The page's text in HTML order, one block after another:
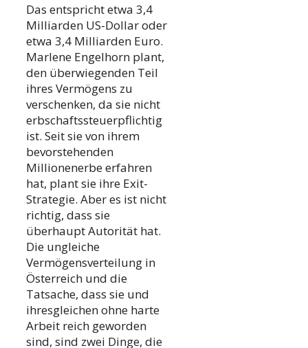
Das entspricht etwa 3,4
Milliarden US-Dollar oder
etwa 3,4 Milliarden Euro.
Marlene Engelhorn plant,
den überwiegenden Teil
ihres Vermögens zu
verschenken, da sie nicht
erbschaftssteuerpflichtig
ist. Seit sie von ihrem
bevorstehenden
Millionenerbe erfahren
hat, plant sie ihre Exit-
Strategie. Aber es ist nicht
richtig, dass sie
überhaupt Autorität hat.
Die ungleiche
Vermögensverteilung in
Österreich und die
Tatsache, dass sie und
ihresgleichen ohne harte
Arbeit reich geworden
sind, sind zwei Dinge, die